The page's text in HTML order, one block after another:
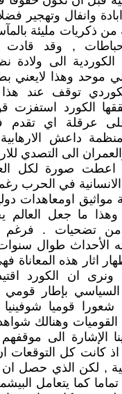
وانفال وتهجير
من ذكريات مليئة
, وقد
الكوردية الى ولادة
موحد وهذا لايعني
توقف عند
الكورد استفزت
عرقلة اي تقدم
داعش
الى التصدي
اعطت صورة لكل
الانسانية في الحرب
مواثيق اومعاهدات
وهذا ما جعل العالم
من تضحيات . فرغم
الأحداث طوال
اثار هذه
ونرى ان الكورد
بإطار قومي
قوميا شوفينيا
القوميات وهنالك
الإشارة الى
وبعد 2003 اذ كانت كل
, لكن الذي حصل ان
تماما كما يتعامل